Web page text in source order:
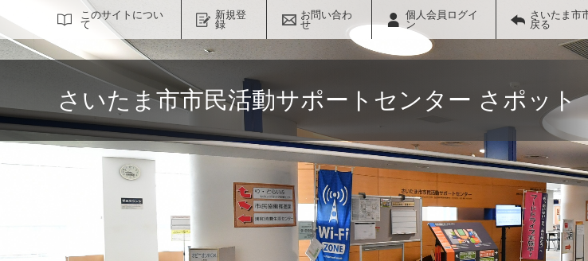
このサイトについ
て
新規登
録
お問い合わ
せ
個人会員ログイ
ン
さいたま市
戻る
さいたま市市民活動サポートセンター さポット